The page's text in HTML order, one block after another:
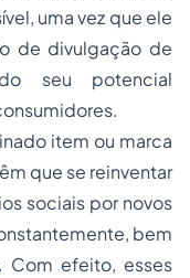
uma vez que ele
de divulgação de
seu potencial
item ou marca
que se reinventar
sociais por novos
bem
Com efeito, esses